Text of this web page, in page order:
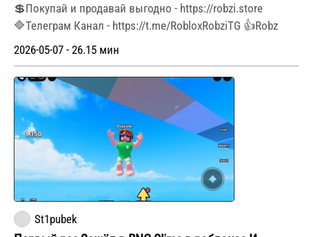
💲Покупай и продавай выгодно - https://robzi.store
🔷Телеграм Канал - https://t.me/RobloxRobziTG 👍Robz
2026-05-07 - 26.15 мин
St1pubek